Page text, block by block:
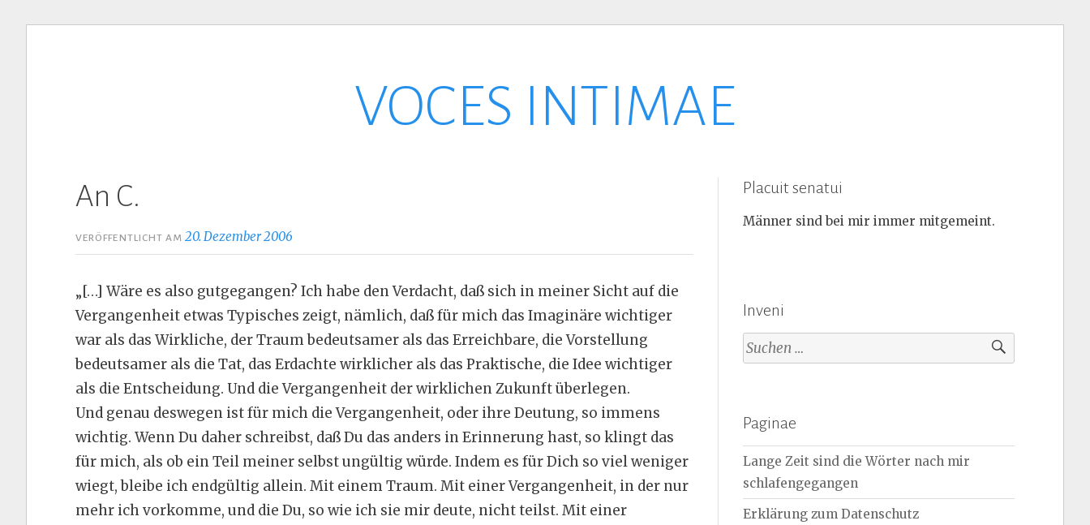
VOCES INTIMAE
An C.
VERÖFFENTLICHT AM20. Dezember 2006
„[…] Wäre es also gutgegangen? Ich habe den Verdacht, daß sich in meiner Sicht auf die
Vergangenheit etwas Typisches zeigt, nämlich, daß für mich das Imaginäre wichtiger
war als das Wirkliche, der Traum bedeutsamer als das Erreichbare, die Vorstellung
bedeutsamer als die Tat, das Erdachte wirklicher als das Praktische, die Idee wichtiger
als die Entscheidung. Und die Vergangenheit der wirklichen Zukunft überlegen.
Und genau deswegen ist für mich die Vergangenheit, oder ihre Deutung, so immens
wichtig. Wenn Du daher schreibst, daß Du das anders in Erinnerung hast, so klingt das
für mich, als ob ein Teil meiner selbst ungültig würde. Indem es für Dich so viel weniger
wiegt, bleibe ich endgültig allein. Mit einem Traum. Mit einer Vergangenheit, in der nur
mehr ich vorkomme, und die Du, so wie ich sie mir deute, nicht teilst. Mit einer
Placuit senatui
Männer sind bei mir immer mitgemeint.
Inveni
Suchen
nach:
Paginae
Lange Zeit sind die Wörter nach mir
schlafengegangen
Erklärung zum Datenschutz